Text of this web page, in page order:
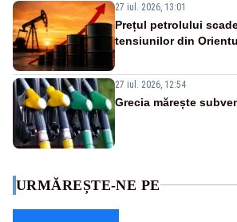
27 iul. 2026, 13:01
Prețul petrolului
tensiunilor din
27 iul. 2026, 12:54
Grecia mărește
URMĂREȘTE-NE PE